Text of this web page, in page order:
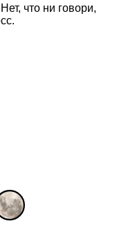
что ни говори,